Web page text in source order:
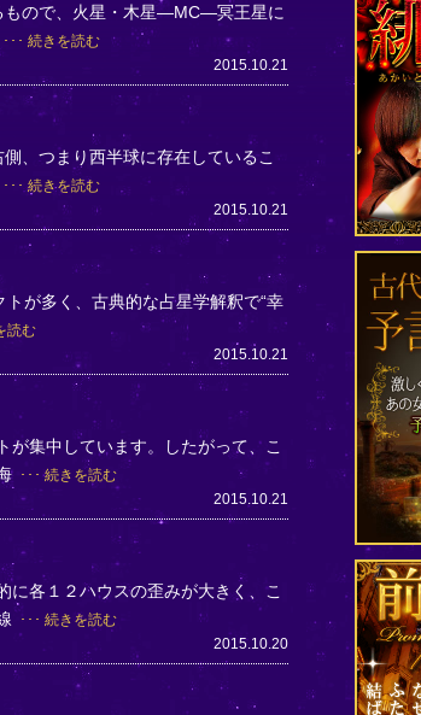
もので、火星・木星―MC―冥王星に
続きを読む
2015.10.21
、つまり西半球に存在しているこ
続きを読む
2015.10.21
が多く、古典的な占星学解釈で“幸
読む
2015.10.21
集中しています。したがって、こ
続きを読む
2015.10.21
各１２ハウスの歪みが大きく、こ
続きを読む
2015.10.20